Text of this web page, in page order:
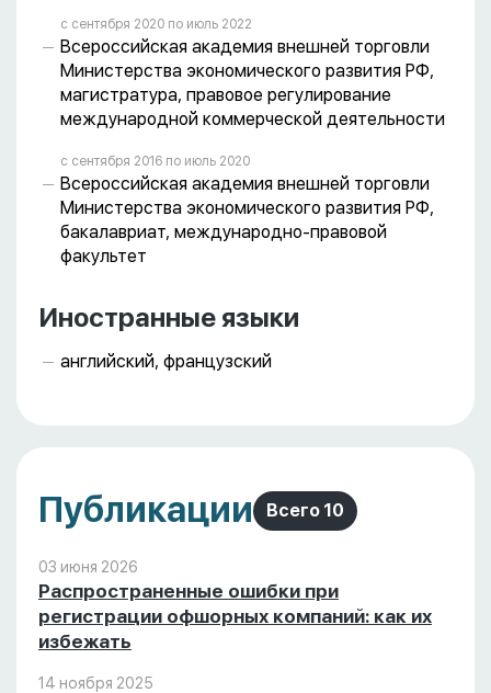
с сентября 2020 пo июль 2022
Всероссийская академия внешней торговли
Министерства экономического развития РФ,
магистратура, правовое регулирование
международной коммерческой деятельности
с сентября 2016 пo июль 2020
Всероссийская академия внешней торговли
Министерства экономического развития РФ,
бакалавриат, международно-правовой
факультет
Иностранные языки
английский, французский
Публикации Всего 10
03 июня 2026
Распространенные ошибки при
регистрации офшорных компаний: как их
избежать
14 ноября 2025